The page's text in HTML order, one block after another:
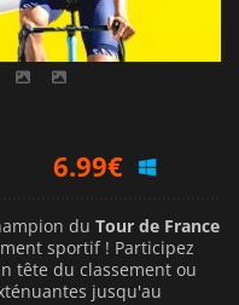
6.99€
5.79€
du Tour de France
sportif ! Participez
tête du classement ou
jusqu'au